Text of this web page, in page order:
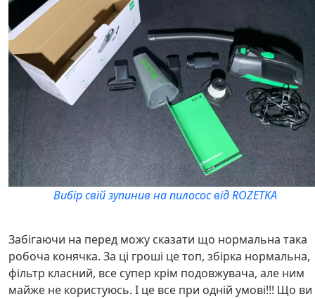
Вибір свій зупинив на пилосос від ROZETKA
Забігаючи на перед можу сказати що нормальна така
робоча конячка. За ці гроші це топ, збірка нормальна,
фільтр класний, все супер крім подовжувача, але ним
майже не користуюсь. І це все при одній умові!!! Що ви